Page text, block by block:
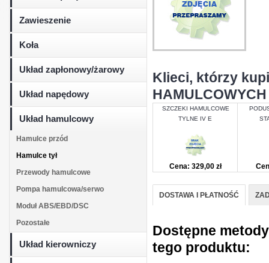
Zawieszenie
Koła
Układ zapłonowy/żarowy
Układ napędowy
Układ hamulcowy
Hamulce przód
Hamulce tył
Przewody hamulcowe
Pompa hamulcowa/serwo
Moduł ABS/EBD/DSC
Pozostałe
Układ kierowniczy
Klieci, którzy
SZCZEKI HAMULCOWE
TYLNE IV E
Cena: 329,00 zł
DOSTAWA I PŁATNOŚĆ
Dostępne
tego produktu: